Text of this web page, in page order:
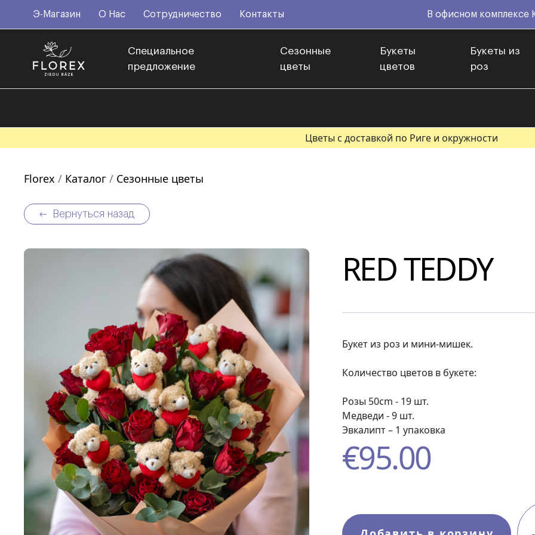
Э-Магазин О Нас Сотрудничество Контакты В офисном комплексе
Специальное
предложение
Сезонные
цветы
Букеты
цветов
Букеты из
роз
Цветы с доставкой по Риге и окружности
Florex Каталог Сезонные цветы
Вернуться назад
RED TEDDY
Букет из роз и мини-мишек.
Количество цветов в букете:
Розы 50cm - 19 шт.
Медведи - 9 шт.
Эвкалипт – 1 упаковка
€95.00